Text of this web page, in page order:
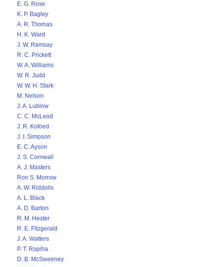
E. G. Rose
K. P. Bagley
A. R. Thomas
H. K. Ward
J. W. Ramsay
R. C. Prickett
W. A. Williams
W. R. Judd
W. W. H. Stark
M. Nelson
J. A. Lublow
C. C. McLeod
J. R. Kofoed
J. I. Simpson
E. C. Ayson
J. S. Cornwall
A. J. Masters
Ron S. Morrow
A. W. Riddolls
A. L. Black
A. D. Barton
R. M. Hester
R. E. Fitzgerald
J. A. Watters
P. T. Ropiha
D. B. McSweeney